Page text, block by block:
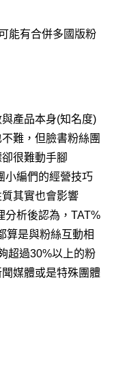
能有合併多國版粉
與產品本身(知名度)
不難 ， 但臉書粉絲團
卻很難動手腳
小編們的經營技巧
其實也會影響
分析後認為 ， TAT%
算是與粉絲互動相
超過30%以上的粉
媒體或是特殊團體